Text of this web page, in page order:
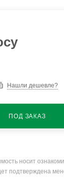
Нашли дешевле?
ПОД ЗАКАЗ
носит
подтверждена